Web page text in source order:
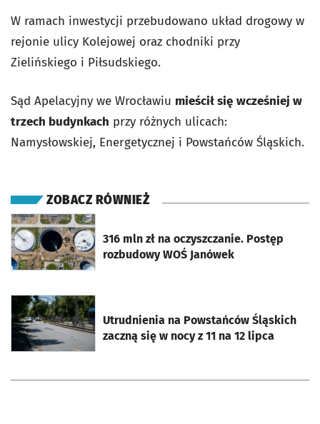
W ramach inwestycji przebudowano układ drogowy w
rejonie ulicy Kolejowej oraz chodniki przy
Zielińskiego i Piłsudskiego.
Sąd Apelacyjny we Wrocławiu mieścił się wcześniej w
trzech budynkach przy różnych ulicach:
Namysłowskiej, Energetycznej i Powstańców Śląskich.
ZOBACZ RÓWNIEŻ
316 mln zł na oczyszczanie. Postęp
rozbudowy WOŚ Janówek
otworzy się w nowej karcie
Utrudnienia na Powstańców Śląskich
zaczną się w nocy z 11 na 12 lipca
otworzy się w nowej karcie